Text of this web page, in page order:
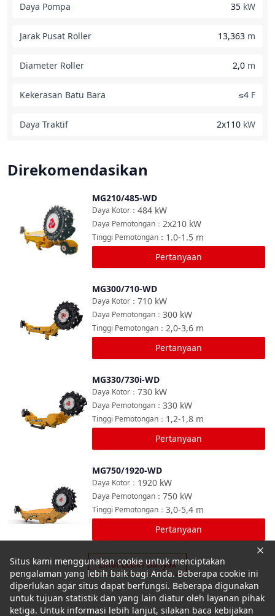
Daya Pompa 35 kW
Jarak Pusat Roller 13,363 m
Diameter Roller 2,0 m
Kekerasan Batu Bara ≤4 F
Daya Traktif 2x110 kW
Direkomendasikan
Bandingkan
MG210/485-WD
484 kW
Daya Kotor ：
2x210 kW
Daya Pemotongan ：
1.0-1.5 m
Tinggi Pemotongan ：
Pertanyaan
MG300/710-WD
710 kW
Daya Kotor ：
300 kW
Daya Pemotongan ：
2,0-3,6 m
Tinggi Pemotongan ：
Pertanyaan
MG330/730i-WD
730 kW
Daya Kotor ：
330 kW
Daya Pemotongan ：
1,2-1,8 m
Tinggi Pemotongan ：
Pertanyaan
MG750/1920-WD
1920 kW
Daya Kotor ：
750 kW
Daya Pemotongan ：
3,0-5,4 m
Tinggi Pemotongan ：
Pertanyaan
Lihat Lebih Banyak
Situs kami menggunakan cookie untuk menciptakan
pengalaman yang lebih baik bagi Anda. Beberapa cookie ini
diperlukan agar situs dapat berfungsi. Beberapa digunakan
untuk tujuan statistik dan yang lain diatur oleh layanan pihak
ketiga. Untuk informasi lebih lanjut, silakan baca kebijakan